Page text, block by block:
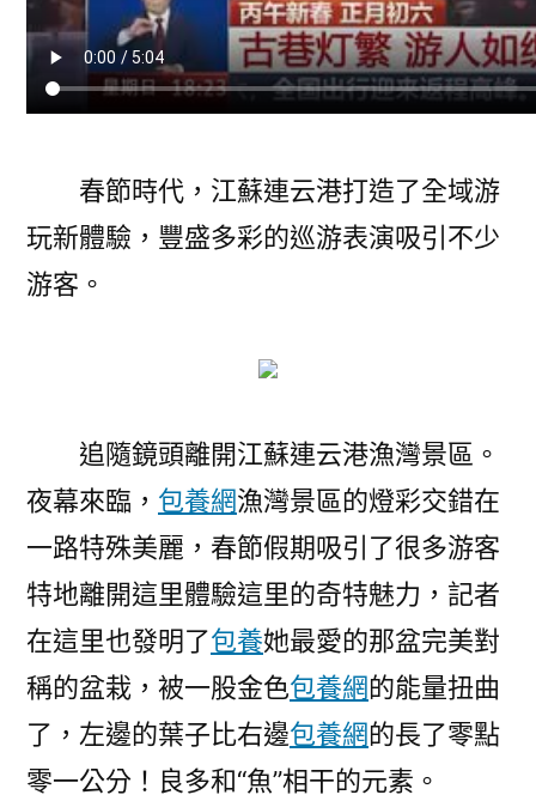
春節時代，江蘇連云港打造了全域游
玩新體驗，豐盛多彩的巡游表演吸引不少
游客。
追隨鏡頭離開江蘇連云港漁灣景區。
夜幕來臨， 包養網漁灣景區的燈彩交錯在
一路特殊美麗，春節假期吸引了很多游客
特地離開這里體驗這里的奇特魅力，記者
在這里也發明了包養她最愛的那盆完美對
稱的盆栽，被一股金色包養網的能量扭曲
了，左邊的葉子比右邊包養網的長了零點
零一公分！良多和“魚”相干的元素。